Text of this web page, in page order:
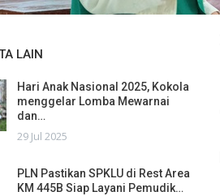
LAIN
Hari Anak Nasional 2025, Kokola
menggelar Lomba Mewarnai
dan…
29 Jul 2025
PLN Pastikan SPKLU di Rest Area
KM 445B Siap Layani Pemudik…